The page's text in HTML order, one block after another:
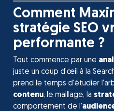
Comment
stratégie SEO
performante ?
Tout commence par une
juste un coup d’œil à la
prend le temps d’étudier
contenu, le maillage, la
comportement de l’